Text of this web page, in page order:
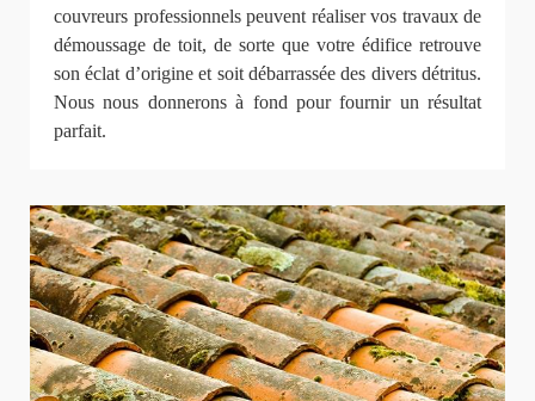
couvreurs professionnels peuvent réaliser vos travaux de
démoussage de toit, de sorte que votre édifice retrouve
son éclat d’origine et soit débarrassée des divers détritus.
Nous nous donnerons à fond pour fournir un résultat
parfait.